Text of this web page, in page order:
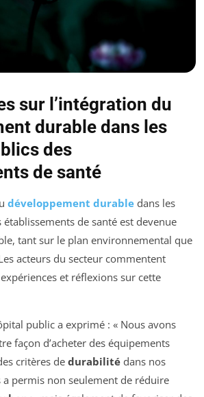
sur l’intégration du
durable dans les
des
de santé
développement durable dans les
de santé est devenue
tant sur le plan environnemental que
acteurs du secteur commentent
et réflexions sur cette
public a exprimé : « Nous avons
façon d’acheter des équipements
critères de durabilité dans nos
a permis non seulement de réduire